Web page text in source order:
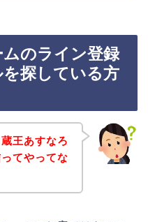
のライン登録
探している方
王あすなろ
てやってな